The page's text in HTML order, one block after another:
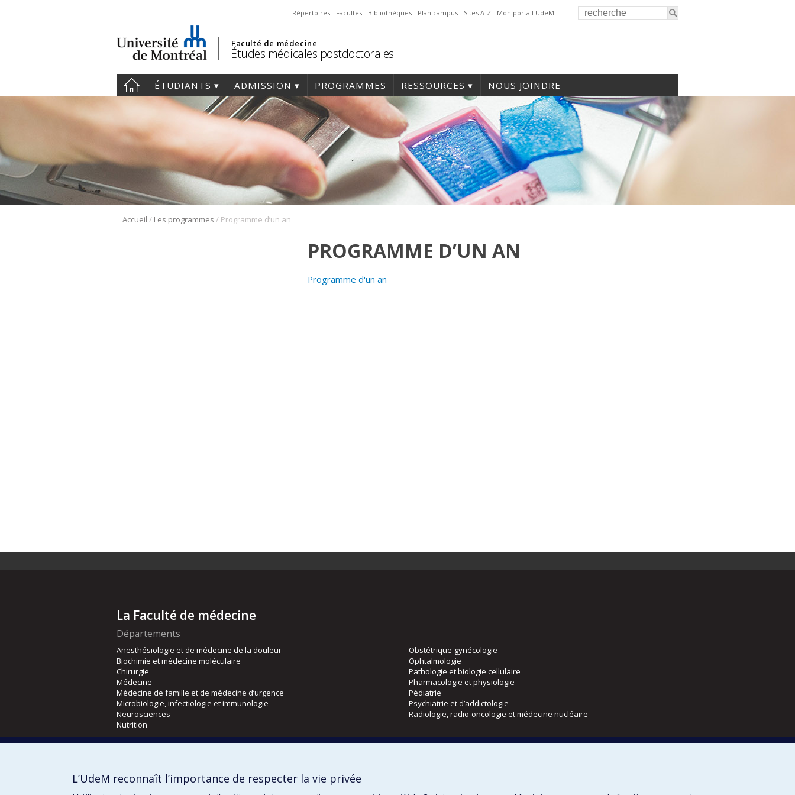
Répertoires Facultés Bibliothèques Plan campus Sites A-Z Mon portail UdeM
Faculté de médecine
Études médicales postdoctorales
ÉTUDIANTS ADMISSION PROGRAMMES RESSOURCES NOUS JOINDRE
Accueil / Les programmes / Programme d’un an
PROGRAMME D’UN AN
Programme d'un an
La Faculté de médecine
Départements
Anesthésiologie et de médecine de la douleur
Biochimie et médecine moléculaire
Chirurgie
Médecine
Médecine de famille et de médecine d’urgence
Microbiologie, infectiologie et immunologie
Neurosciences
Nutrition
Obstétrique-gynécologie
Ophtalmologie
Pathologie et biologie cellulaire
Pharmacologie et physiologie
Pédiatrie
Psychiatrie et d’addictologie
Radiologie, radio-oncologie et médecine nucléaire
Orthophonie et audiologie
L’UdeM reconnaît l’importance de respecter la vie privée